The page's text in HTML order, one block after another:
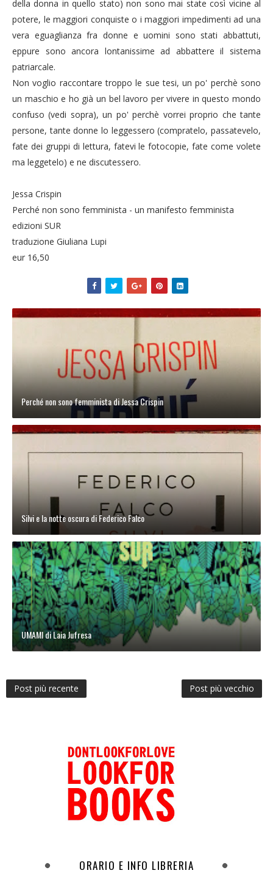
della donna in quello stato) non sono mai state così vicine al
potere, le maggiori conquiste o i maggiori impedimenti ad una
vera eguaglianza fra donne e uomini sono stati abbattuti,
eppure sono ancora lontanissime ad abbattere il sistema
patriarcale.
Non voglio raccontare troppo le sue tesi, un po' perchè sono
un maschio e ho già un bel lavoro per vivere in questo mondo
confuso (vedi sopra), un po' perchè vorrei proprio che tante
persone, tante donne lo leggessero (compratelo, passatevelo,
fate dei gruppi di lettura, fatevi le fotocopie, fate come volete
ma leggetelo) e ne discutessero.
Jessa Crispin
Perché non sono femminista - un manifesto femminista
edizioni SUR
traduzione Giuliana Lupi
eur 16,50
Perché non sono femminista di Jessa Crispin
Silvi e la notte oscura di Federico Falco
UMAMI di Laia Jufresa
Post più recente Post più vecchio
ORARIO E INFO LIBRERIA